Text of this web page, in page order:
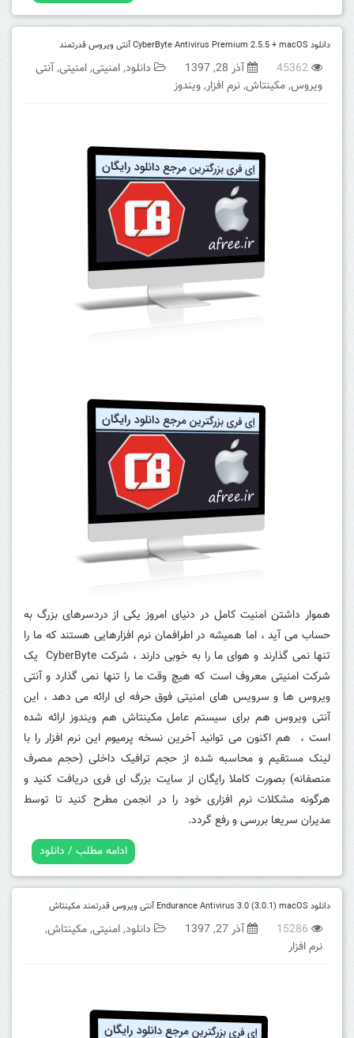
دانلود CyberByte Antivirus Premium 2.5.5 + macOS آنتی ویروس قدرتمند
45362 آذر 28, 1397 دانلود,امنیتی,امنیتی,آنتی
ویروس,مکینتاش,نرم افزار,ویندوز
هموار داشتن امنیت کامل در دنیای امروز یکی از دردسرهای بزرگ به
حساب می آید ، اما همیشه در اطرافمان نرم افزارهایی هستند که ما را
تنها نمی گذارند و هوای ما را به خوبی دارند ، شرکت CyberByte یک
شرکت امنیتی معروف است که هیچ وقت ما را تنها نمی گذارد و آنتی
ویروس ها و سرویس های امنیتی فوق حرفه ای ارائه می دهد ، این
آنتی ویروس هم برای سیستم عامل مکینتاش هم ویندوز ارائه شده
است ، هم اکنون می توانید آخرین نسخه پرمیوم این نرم افزار را با
لینک مستقیم و محاسبه شده از حجم ترافیک داخلی (حجم مصرف
منصفانه) بصورت کاملا رایگان از سایت بزرگ ای فری دریافت کنید و
هرگونه مشکلات نرم افزاری خود را در انجمن مطرح کنید تا توسط
مدیران سریعا بررسی و رفع گردد.
ادامه مطلب / دانلود
دانلود Endurance Antivirus 3.0 (3.0.1) macOS آنتی ویروس قدرتمند مکینتاش
15286 آذر 27, 1397 دانلود,امنیتی,مکینتاش,
نرم افزار